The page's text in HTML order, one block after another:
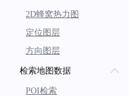
2D蜂窝热力图
定位图层
方向图层
检索地图数据
POI检索